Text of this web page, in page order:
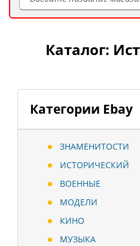
Категории Ebay
ЗНАМЕНИТОСТИ
ИСТОРИЧЕСКИЙ
ВОЕННЫЕ
МОДЕЛИ
КИНО
МУЗЫКА
Каталог: